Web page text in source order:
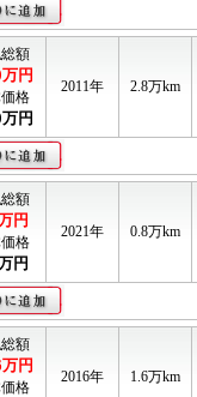
額
万円
格
万円
2011年 2.8万km
額
円
格
円
2021年 0.8万km
額
万円
格
2016年 1.6万km